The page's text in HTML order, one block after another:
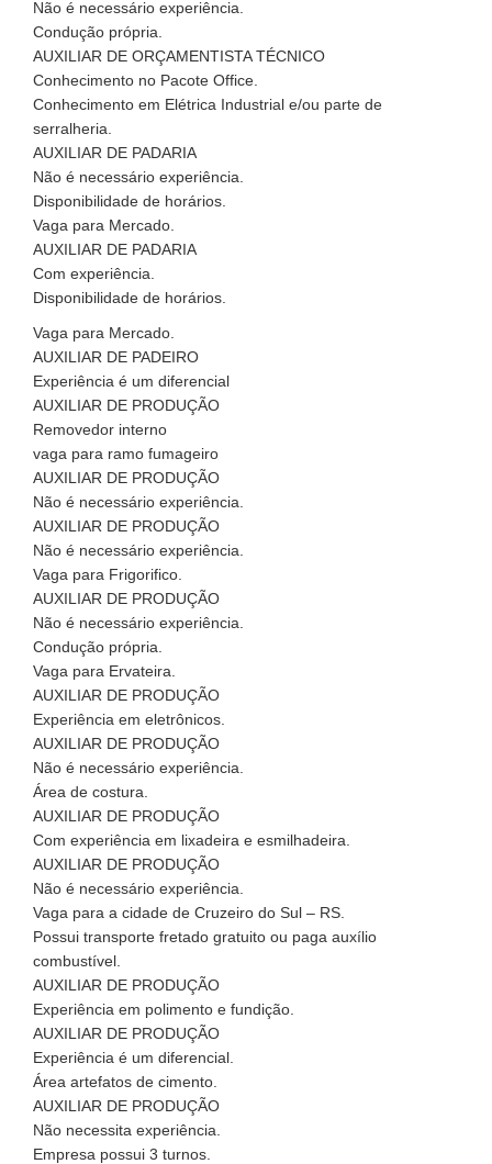
Não é necessário experiência.
Condução própria.
AUXILIAR DE ORÇAMENTISTA TÉCNICO
Conhecimento no Pacote Office.
Conhecimento em Elétrica Industrial e/ou parte de
serralheria.
AUXILIAR DE PADARIA
Não é necessário experiência.
Disponibilidade de horários.
Vaga para Mercado.
AUXILIAR DE PADARIA
Com experiência.
Disponibilidade de horários.
Vaga para Mercado.
AUXILIAR DE PADEIRO
Experiência é um diferencial
AUXILIAR DE PRODUÇÃO
Removedor interno
vaga para ramo fumageiro
AUXILIAR DE PRODUÇÃO
Não é necessário experiência.
AUXILIAR DE PRODUÇÃO
Não é necessário experiência.
Vaga para Frigorifico.
AUXILIAR DE PRODUÇÃO
Não é necessário experiência.
Condução própria.
Vaga para Ervateira.
AUXILIAR DE PRODUÇÃO
Experiência em eletrônicos.
AUXILIAR DE PRODUÇÃO
Não é necessário experiência.
Área de costura.
AUXILIAR DE PRODUÇÃO
Com experiência em lixadeira e esmilhadeira.
AUXILIAR DE PRODUÇÃO
Não é necessário experiência.
Vaga para a cidade de Cruzeiro do Sul – RS.
Possui transporte fretado gratuito ou paga auxílio
combustível.
AUXILIAR DE PRODUÇÃO
Experiência em polimento e fundição.
AUXILIAR DE PRODUÇÃO
Experiência é um diferencial.
Área artefatos de cimento.
AUXILIAR DE PRODUÇÃO
Não necessita experiência.
Empresa possui 3 turnos.